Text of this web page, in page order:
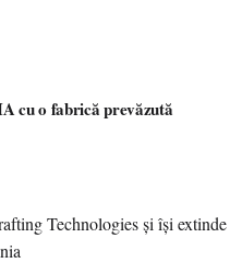
cu o fabrică prevăzută